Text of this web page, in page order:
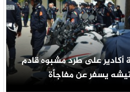
على طرد مشبوه قادم
يسفر عن مفاجأة